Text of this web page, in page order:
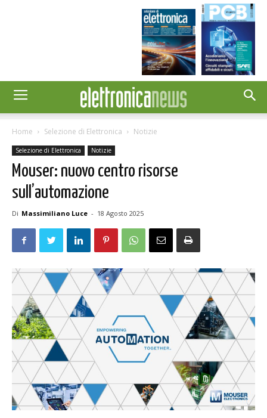
Home Selezione di Elettronica Notizie
Selezione di Elettronica Notizie
Mouser: nuovo centro risorse
sull’automazione
Di Massimiliano Luce - 18 Agosto 2025